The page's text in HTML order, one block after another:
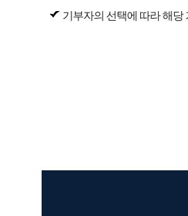
기부자의 선택에 따라 해